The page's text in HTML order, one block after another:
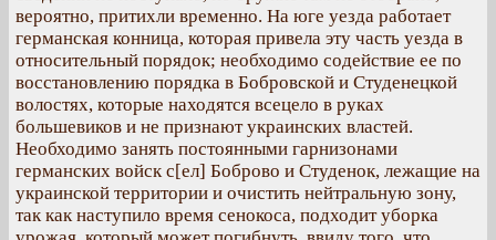
вероятно, притихли временно. На юге уезда работает
германская конница, которая привела эту часть уезда в
относительный порядок; необходимо содействие ее по
восстановлению порядка в Бобровской и Студенецкой
волостях, которые находятся всецело в руках
большевиков и не признают украинских властей.
Необходимо занять постоянными гарнизонами
германских войск с[ел] Боброво и Студенок, лежащие на
украинской территории и очистить нейтральную зону,
так как наступило время сенокоса, подходит уборка